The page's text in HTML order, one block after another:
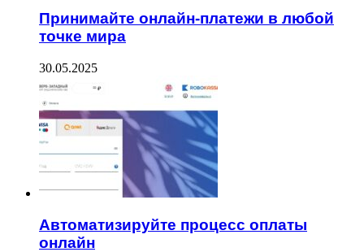
Принимайте онлайн-платежи в любой
точке мира
30.05.2025
Автоматизируйте процесс оплаты
онлайн